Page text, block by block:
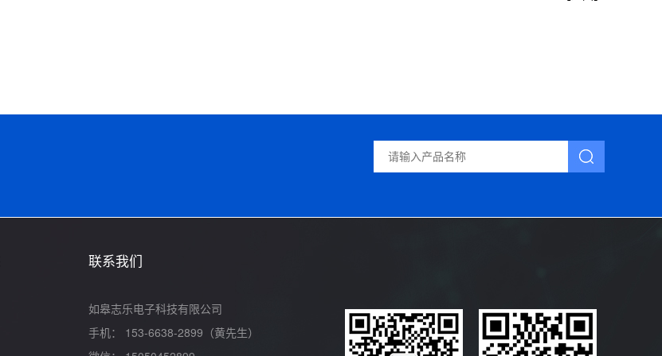
联系我们
如皋志乐电子科技有限公司
手机： 153-6638-2899（黄先生）